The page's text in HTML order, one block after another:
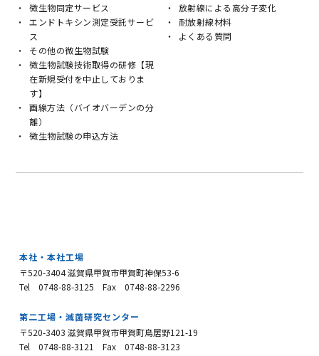
微生物同定サービス
エンドトキシン測定受託サービ
ス
その他の微生物試験
微生物試験技術取得の研修【現
在新規受付を中止しておりま
す】
画線方法（バイオバーデンの分
離）
微生物試験の申込方法
放射線による高分子変化
耐放射線材料
よくある質問
本社・本社工場
〒520-3404 滋賀県甲賀市甲賀町神保53-6
Tel 0748-88-3125 Fax 0748-88-2296
第二工場・滅菌研究センター
〒520-3403 滋賀県甲賀市甲賀町鳥居野121-19
Tel 0748-88-3121
Fax 0748-88-3123